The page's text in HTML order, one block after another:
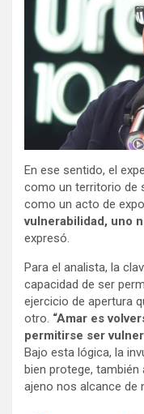
En ese sentido, el
como un territorio de
como un acto de
vulnerabilidad, uno
expresó.
Para el analista, la
capacidad de ser
ejercicio de apertura
otro. “Amar es
permitirse ser
Bajo esta lógica, la
bien protege,
ajeno nos alcance de